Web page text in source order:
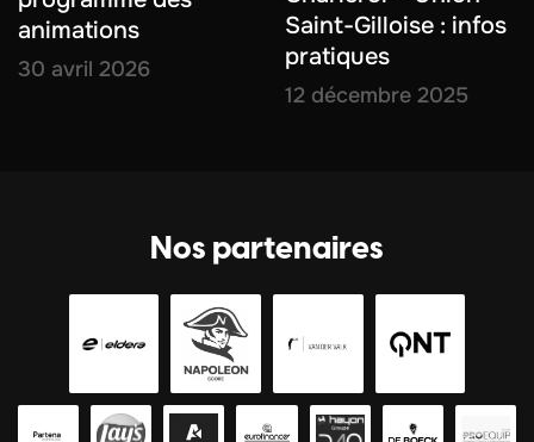
animations
30 avril 2026
Saint-Gilloise : infos
pratiques
12 décembre 2025
Nos partenaires